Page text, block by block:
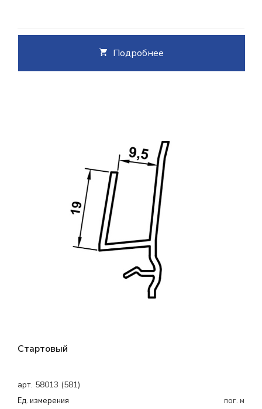
Подробнее
Стартовый
арт. 58013 (581)
Ед. измерения
пог. м